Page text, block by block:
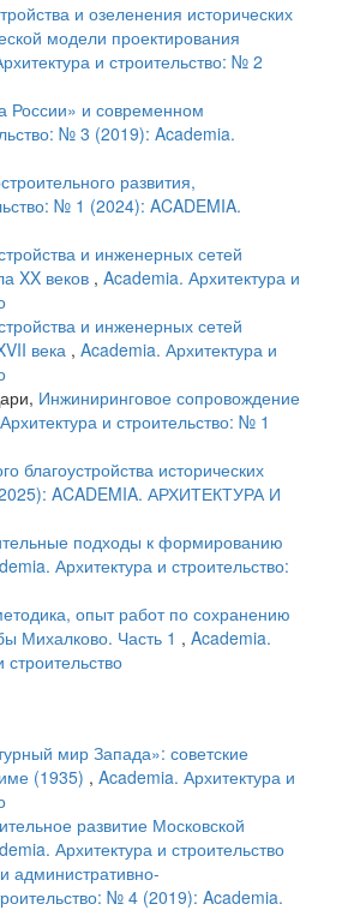
и озеленения исторических
модели проектирования
и строительство: № 2
России» и современном
№ 3 (2019): Academia.
развития,
№ 1 (2024): ACADEMIA.
и инженерных сетей
XX веков , Academia. Архитектура и
и инженерных сетей
века , Academia. Архитектура и
Инжиниринговое сопровождение
и строительство: № 1
благоустройства исторических
ACADEMIA. АРХИТЕКТУРА И
подходы к формированию
Архитектура и строительство:
опыт работ по сохранению
Михалково. Часть 1 , Academia.
мир Запада»: советские
(1935) , Academia. Архитектура и
развитие Московской
Архитектура и строительство
административно-
№ 4 (2019): Academia.